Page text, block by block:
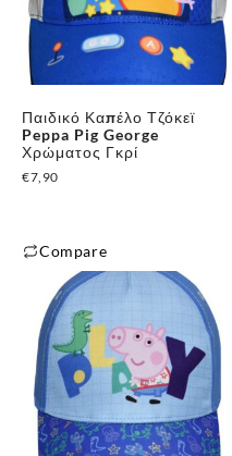
παραλλαγές.
Οι
επιλογές
να
επιλεγούν
στη
προϊόντος
Παιδικό Καπέλο Τζόκεϊ
Peppa Pig George
Χρώματος Γκρί
€7,90
Compare
προϊόν
έχει
πολλαπλές
παραλλαγές.
Οι